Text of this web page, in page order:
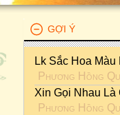
GỢI Ý
Phương Hồng
Xin Gọi Nhau Là
Phương Hồng